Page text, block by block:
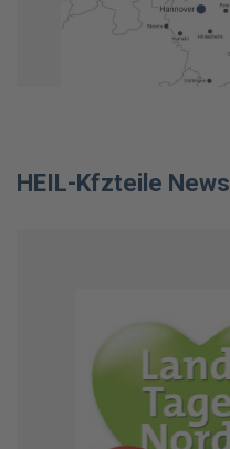
HEIL-Kfzteile News